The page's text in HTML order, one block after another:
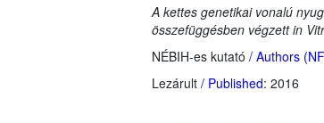
A kettes genetikai vonalú
összefüggésben végzett in
NÉBIH-es kutató / Authors
Lezárult / Published: 2016